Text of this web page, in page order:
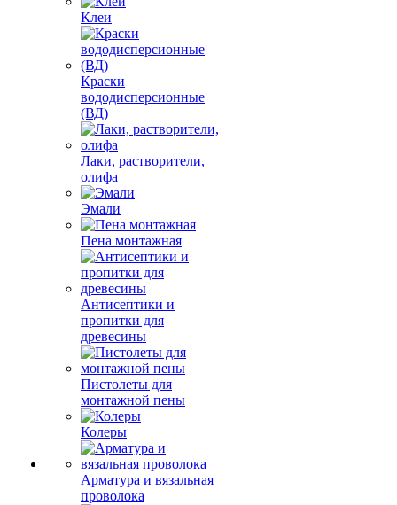
Клеи
Краски
вододисперсионные
(ВД)
Лаки, растворители,
олифа
Эмали
Пена монтажная
Антисептики и
пропитки для
древесины
Пистолеты для
монтажной пены
Колеры
Арматура и вязальная
проволока